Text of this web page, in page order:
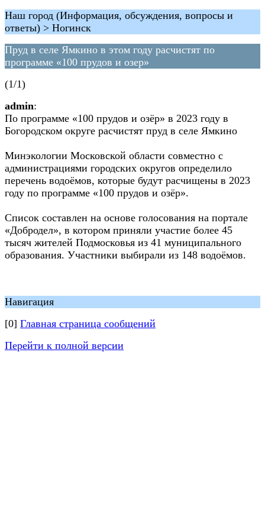
Наш город (Информация, обсуждения, вопросы и
ответы) > Ногинск
Пруд в селе Ямкино в этом году расчистят по
программе «100 прудов и озер»
(1/1)
admin:
По программе «100 прудов и озёр» в 2023 году в
Богородском округе расчистят пруд в селе Ямкино
Минэкологии Московской области совместно с
администрациями городских округов определило
перечень водоёмов, которые будут расчищены в 2023
году по программе «100 прудов и озёр».
Список составлен на основе голосования на портале
«Добродел», в котором приняли участие более 45
тысяч жителей Подмосковья из 41 муниципального
образования. Участники выбирали из 148 водоёмов.
Навигация
[0] Главная страница сообщений
Перейти к полной версии